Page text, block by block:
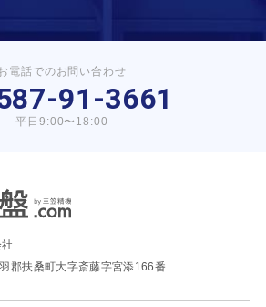
電話でのお問い合わせ
91-3661
平日9:00〜18:00
郡扶桑町大字斎藤字宮添166番